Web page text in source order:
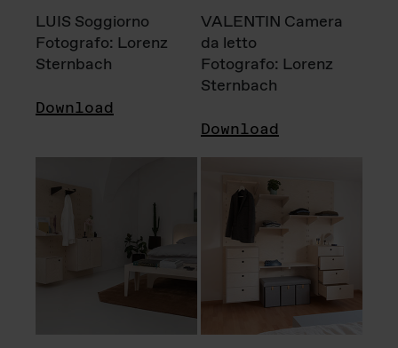
LUIS Soggiorno
Fotografo: Lorenz
Sternbach
Download
VALENTIN Camera
da letto
Fotografo: Lorenz
Sternbach
Download